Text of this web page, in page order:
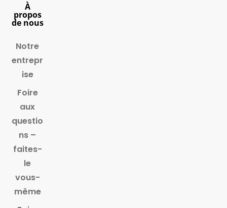
À
propos
de nous
Notre
entrepr
ise
Foire
aux
questio
ns –
faites-
le
vous-
même